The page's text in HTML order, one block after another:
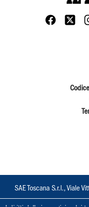
SAE Toscana S.r.l., Viale